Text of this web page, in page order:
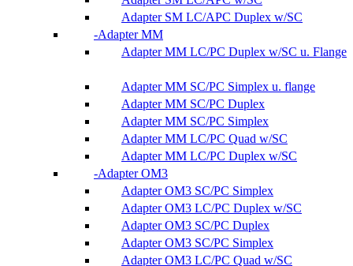
Adapter SM LC/APC Duplex w/SC
Adapter MM
Adapter MM LC/PC Duplex w/SC u. Flange
Adapter MM SC/PC Simplex u. flange
Adapter MM SC/PC Duplex
Adapter MM SC/PC Simplex
Adapter MM LC/PC Quad w/SC
Adapter MM LC/PC Duplex w/SC
Adapter OM3
Adapter OM3 SC/PC Simplex
Adapter OM3 LC/PC Duplex w/SC
Adapter OM3 SC/PC Duplex
Adapter OM3 SC/PC Simplex
Adapter OM3 LC/PC Quad w/SC